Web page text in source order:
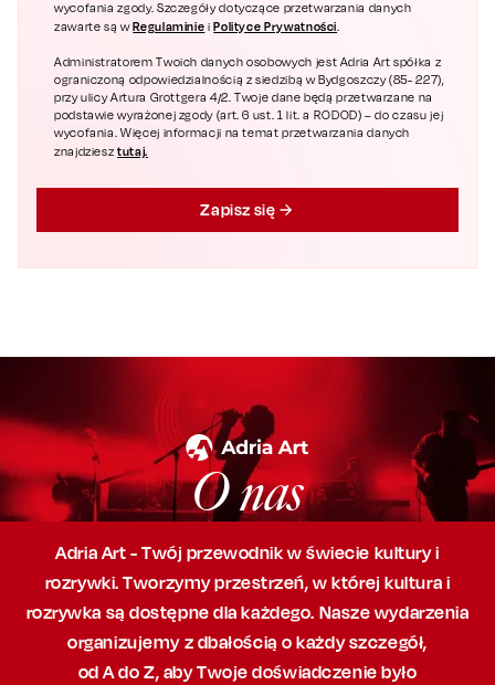
wycofania zgody. Szczegóły dotyczące przetwarzania danych
zawarte są wRegulaminie i Polityce Prywatności.
Administratorem Twoich danych osobowych jest Adria Art spółka z
ograniczoną odpowiedzialnością z siedzibą w Bydgoszczy (85- 227),
przy ulicy Artura Grottgera 4/2. Twoje dane będą przetwarzane na
podstawie wyrażonej zgody (art. 6 ust. 1 lit. a RODOD) – do czasu jej
wycofania. Więcej informacji na temat przetwarzania danych
znajdziesztutaj.
Zapisz się
O nas
Adria Art - Twój przewodnik w świecie kultury i
rozrywki. Tworzymy przestrzeń,w której kultura i
rozrywka są dostępne dla każdego. Nasze wydarzenia
organizujemy z dbałością o każdy szczegół,
od A do Z, abyTwoje doświadczenie było